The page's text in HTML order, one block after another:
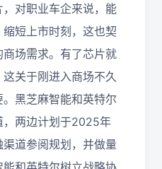
对职业车企来说，能
短上市时刻，这也契
场需求。有了芯片就
关于刚进入商场不久
黑芝麻智能和英特尔
，两边计划于2025年
道参阅规划，并做量